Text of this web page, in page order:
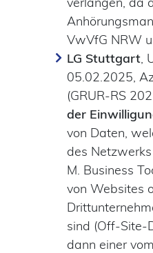
VwVfG NRW
LG Stuttgart,
05.02.2025,
(GRUR-RS
der
von Daten,
des
M. Business
von Websites
sind (Off-Site-
dann einer